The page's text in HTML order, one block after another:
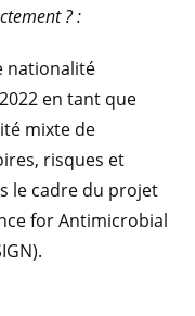
? :
nationalité
en tant que
mixte de
risques et
le cadre du projet
for Antimicrobial